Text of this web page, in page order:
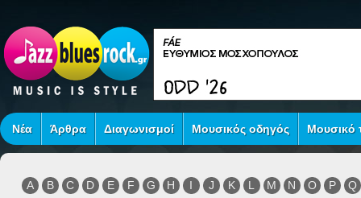
Νέα Άρθρα Διαγωνισμοί Μουσικός οδηγός Μουσικό
A B C D E F G H I J K L M N O P
Q